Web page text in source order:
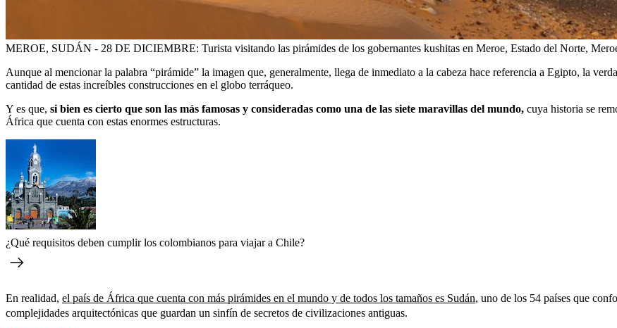
MEROE, SUDÁN - 28 DE DICIEMBRE: Turista visitando las pirámides de los gobernantes kushitas en Meroe, Estado del Norte,
Aunque al mencionar la palabra “pirámide” la imagen que, generalmente, llega de inmediato a la cabeza hace referencia a Egipto, la
cantidad de estas increíbles construcciones en el globo terráqueo.
Y es que, si bien es cierto que son las más famosas y consideradas como una de las siete maravillas del mundo, cuya historia se
África que cuenta con estas enormes estructuras.
¿Qué requisitos deben cumplir los colombianos para viajar a Chile?
En realidad, el país de África que cuenta con más pirámides en el mundo y de todos los tamaños es Sudán, uno de los 54 países que
complejidades arquitectónicas que guardan un sinfín de secretos de civilizaciones antiguas.